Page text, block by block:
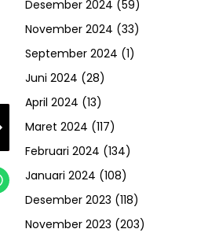
Desember 2024 (59)
November 2024 (33)
September 2024 (1)
Juni 2024 (28)
April 2024 (13)
Maret 2024 (117)
Februari 2024 (134)
Januari 2024 (108)
Desember 2023 (118)
November 2023 (203)